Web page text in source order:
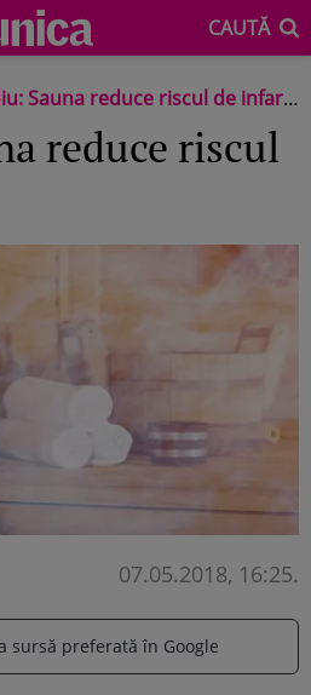
CAUTĂ
Sauna reduce riscul de infarct
reduce riscul
07.05.2018, 16:25.
sursă preferată în Google